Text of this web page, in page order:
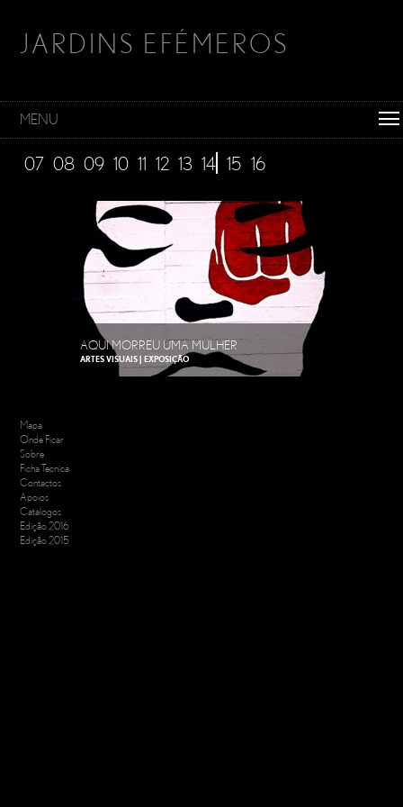
JARDINS EFÉMEROS
MENU
07 08 09 10 11 12 13 14 15 16
AQUI MORREU UMA MULHER
ARTES VISUAIS | EXPOSIÇÃO
Mapa
Onde Ficar
Sobre
Ficha Tecnica
Contactos
Apoios
Catálogos
Edição 2016
Edição 2015